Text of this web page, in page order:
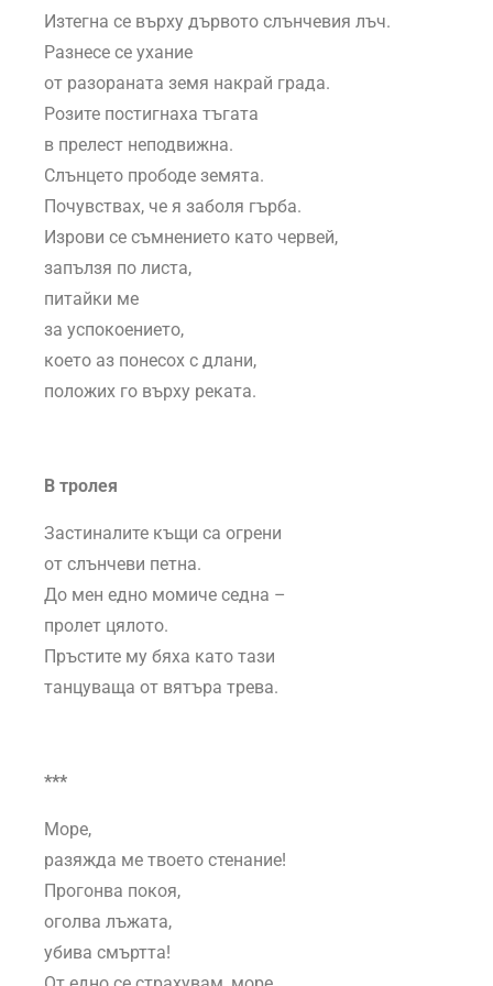
Изтегна се върху дървото слънчевия лъч.
Разнесе се ухание
от разораната земя накрай града.
Розите постигнаха тъгата
в прелест неподвижна.
Слънцето прободе земята.
Почувствах, че я заболя гърба.
Изрови се съмнението като червей,
запълзя по листа,
питайки ме
за успокоението,
което аз понесох с длани,
положих го върху реката.
В тролея
Застиналите къщи са огрени
от слънчеви петна.
До мен едно момиче седна –
пролет цялото.
Пръстите му бяха като тази
танцуваща от вятъра трева.
***
Море,
разяжда ме твоето стенание!
Прогонва покоя,
оголва лъжата,
убива смъртта!